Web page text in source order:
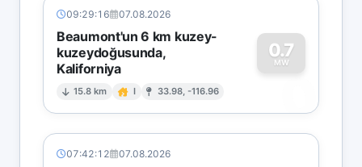
09:29:16 07.08.2026
Beaumont'un 6 km kuzey-
kuzeydoğusunda,
Kaliforniya
15.8 km I 33.98, -116.96
0.7
MW
0
07:42:12 07.08.2026